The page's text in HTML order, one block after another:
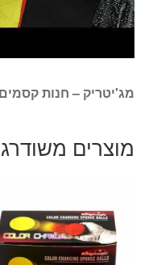
מג'יטריק – חנות
מוצרים